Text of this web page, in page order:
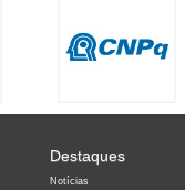
Destaques
Notícias